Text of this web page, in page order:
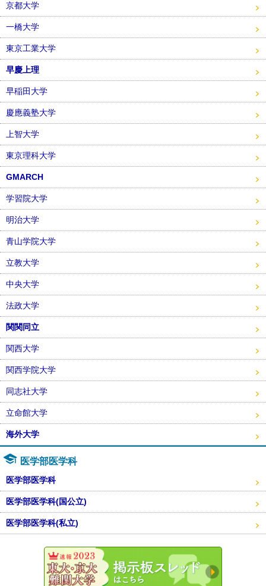
京都大学
一橋大学
東京工業大学
早慶上理
早稲田大学
慶應義塾大学
上智大学
東京理科大学
GMARCH
学習院大学
明治大学
青山学院大学
立教大学
中央大学
法政大学
関関同立
関西大学
関西学院大学
同志社大学
立命館大学
海外大学
医学部医学科
医学部医学科
医学部医学科(国公立)
医学部医学科(私立)